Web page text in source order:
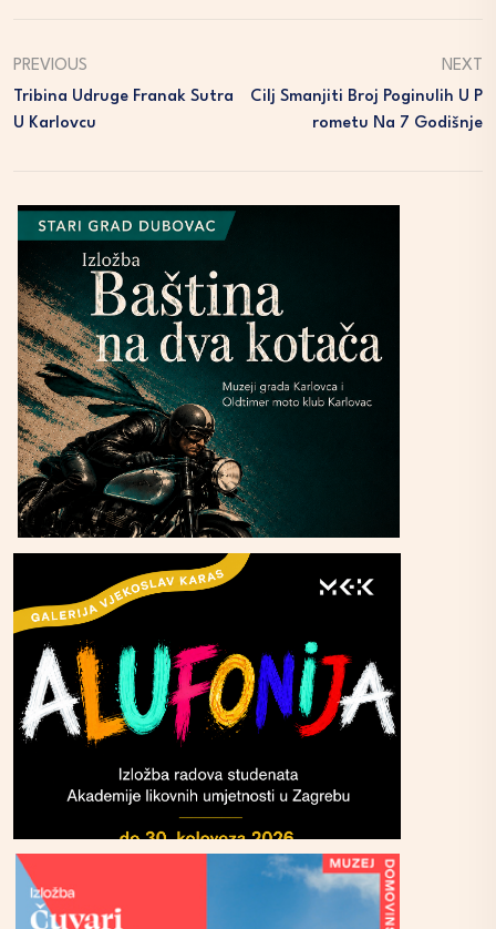
PREVIOUS
Tribina Udruge Franak Sutra
U Karlovcu
NEXT
Cilj Smanjiti Broj Poginulih U P
Rometu Na 7 Godišnje